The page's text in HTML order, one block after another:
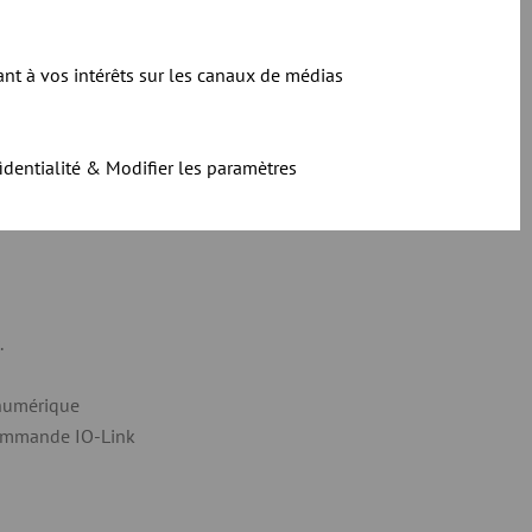
à vos intérêts sur les canaux de médias
& Modifier les paramètres
IO-Link